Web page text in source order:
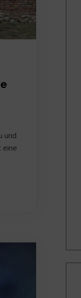
und
eine